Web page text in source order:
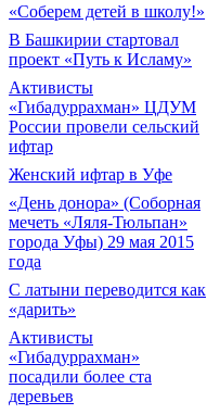
«Соберем детей в школу!»
В Башкирии стартовал
проект «Путь к Исламу»
Активисты
«Гибадуррахман» ЦДУМ
России провели сельский
ифтар
Женский ифтар в Уфе
«День донора» (Соборная
мечеть «Ляля-Тюльпан»
города Уфы) 29 мая 2015
года
С латыни переводится как
«дарить»
Активисты
«Гибадуррахман»
посадили более ста
деревьев